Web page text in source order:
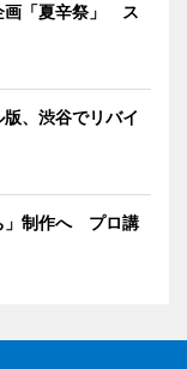
画「夏辛祭」 ス
、渋谷でリバイ
」制作へ プロ講